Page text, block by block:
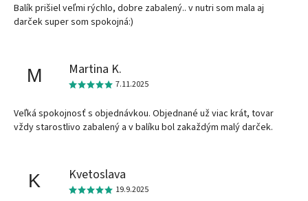
Balík prišiel veľmi rýchlo, dobre zabalený.. v nutri som mala aj
darček super som spokojná:)
M Martina K.
7.11.2025
Veľká spokojnosť s objednávkou. Objednané už viac krát, tovar
vždy starostlivo zabalený a v balíku bol zakaždým malý darček.
K Kvetoslava
19.9.2025